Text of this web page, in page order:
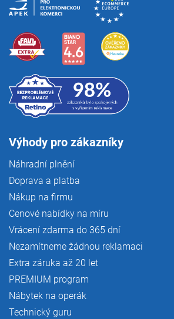
Výhody pro zákazníky
Náhradní plnění
Doprava a platba
Nákup na firmu
Cenové nabídky na míru
Vrácení zdarma do 365 dní
Nezamítneme žádnou reklamaci
Extra záruka až 20 let
PREMIUM program
Nábytek na operák
Technický guru